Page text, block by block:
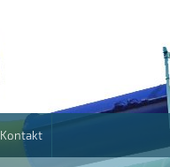
Kontakt